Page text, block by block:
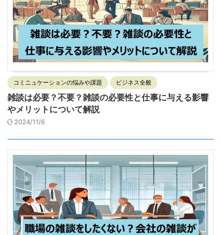
コミニュケーションの悩みや課題 ビジネス全般
雑談は必要？不要？雑談の必要性と仕事に与える影響
やメリットについて解説
2024/11/6